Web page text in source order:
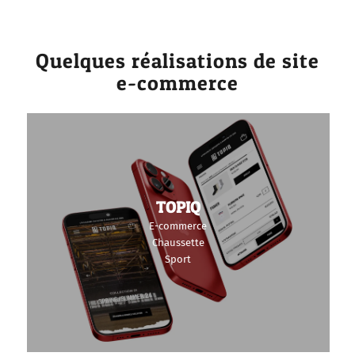
Quelques réalisations de site
e-commerce
TOPIQ
E-commerce
Chaussette
Sport